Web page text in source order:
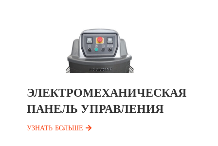
ЭЛЕКТРОМЕХАНИЧЕСКАЯ
ПАНЕЛЬ УПРАВЛЕНИЯ
УЗНАТЬ БОЛЬШЕ